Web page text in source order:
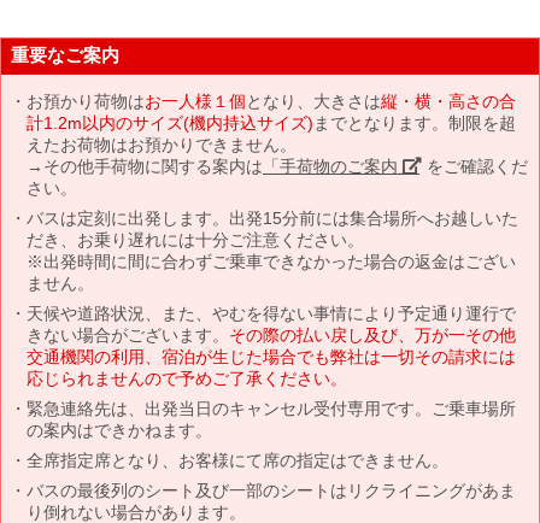
重要なご案内
お預かり荷物はお一人様１個となり、大きさは縦・横・高さの合
計1.2m以内のサイズ(機内持込サイズ) までとなります。制限を超
えたお荷物はお預かりできません。
→その他手荷物に関する案内は 「手荷物のご案内」 をご確認くだ
さい。
バスは定刻に出発します。出発15分前には集合場所へお越しいた
だき、お乗り遅れには十分ご注意ください。
※出発時間に間に合わずご乗車できなかった場合の返金はござい
ません。
天候や道路状況、また、やむを得ない事情により予定通り運行で
きない場合がございます。 その際の払い戻し及び、万が一その他
交通機関の利用、宿泊が生じた場合でも弊社は一切その請求には
応じられませんので予めご了承ください。
緊急連絡先は、出発当日のキャンセル受付専用です。ご乗車場所
の案内はできかねます。
全席指定席となり、お客様にて席の指定はできません。
バスの最後列のシート及び一部のシートはリクライニングがあま
り倒れない場合があります。